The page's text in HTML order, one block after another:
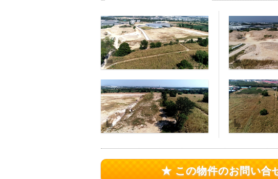
★ この物件のお問い合